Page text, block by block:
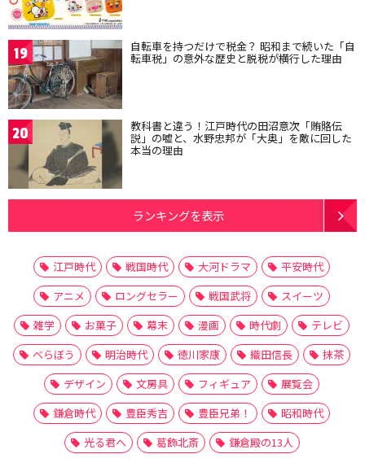
19 自転車を持つだけで税金？ 昭和まで続いた「自
転車税」の意外な歴史と脱税が横行した理由
20 教科書と違う！江戸時代の田沼意次「賄賂伝
説」の嘘と、水野忠邦が「大奥」を敵に回した
本当の理由
ランキングを表示
江戸時代 戦国時代 大河ドラマ
平安時代
アニメ
ロングセラー 戦国武将
スイーツ
雑学
お菓子 幕末 漫画 時代劇
テレビ
べらぼう
明治時代 徳川家康 織田信長
抹茶
デザイン
文房具 フィギュア
展覧会
鎌倉時代
豊臣秀吉 豊臣兄弟！
昭和時代
光る君へ
葛飾北斎 鎌倉殿の13人